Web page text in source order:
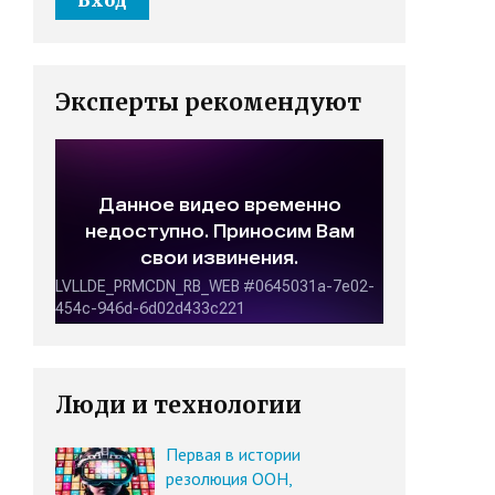
Эксперты рекомендуют
Люди и технологии
Первая в истории
резолюция ООН,